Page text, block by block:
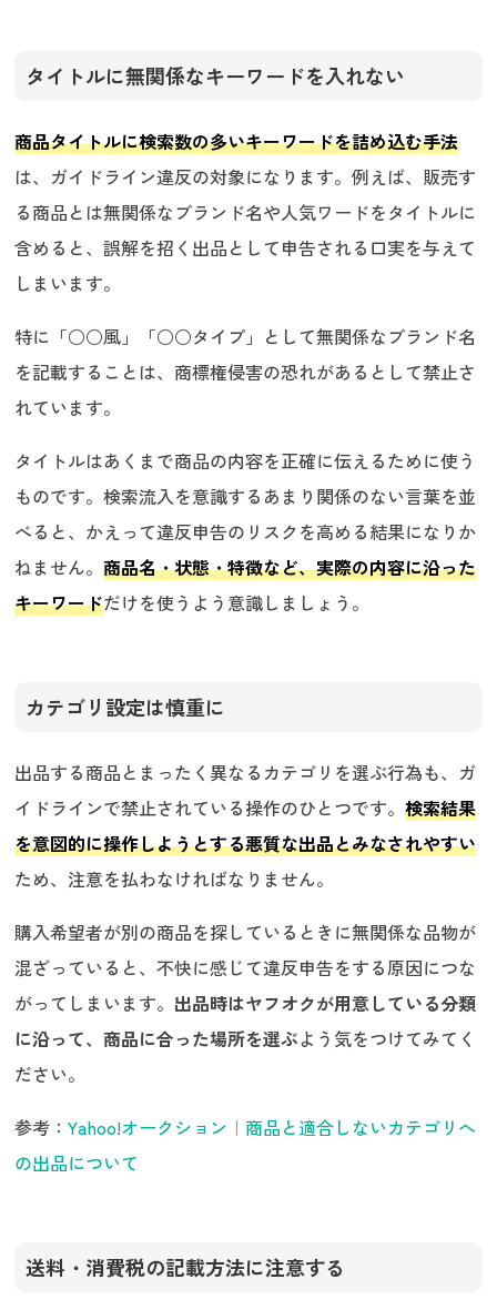
タイトルに無関係なキーワードを入れない
商品タイトルに検索数の多いキーワードを詰め込む手法
は、ガイドライン違反の対象になります。例えば、販売す
る商品とは無関係なブランド名や人気ワードをタイトルに
含めると、誤解を招く出品として申告される口実を与えて
しまいます。
特に「○○風」「○○タイプ」として無関係なブランド名
を記載することは、商標権侵害の恐れがあるとして禁止さ
れています。
タイトルはあくまで商品の内容を正確に伝えるために使う
ものです。検索流入を意識するあまり関係のない言葉を並
べると、かえって違反申告のリスクを高める結果になりか
ねません。商品名・状態・特徴など、実際の内容に沿った
キーワードだけを使うよう意識しましょう。
カテゴリ設定は慎重に
出品する商品とまったく異なるカテゴリを選ぶ行為も、ガ
イドラインで禁止されている操作のひとつです。検索結果
を意図的に操作しようとする悪質な出品とみなされやすい
ため、注意を払わなければなりません。
購入希望者が別の商品を探しているときに無関係な品物が
混ざっていると、不快に感じて違反申告をする原因につな
がってしまいます。 出品時はヤフオクが用意している分類
に沿って、商品に合った場所を選ぶよう気をつけてみてく
ださい。
参考：Yahoo!オークション｜商品と適合しないカテゴリへ
の出品について
送料・消費税の記載方法に注意する